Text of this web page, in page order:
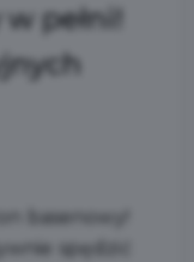
w pełni!
basenowy!
spędzić